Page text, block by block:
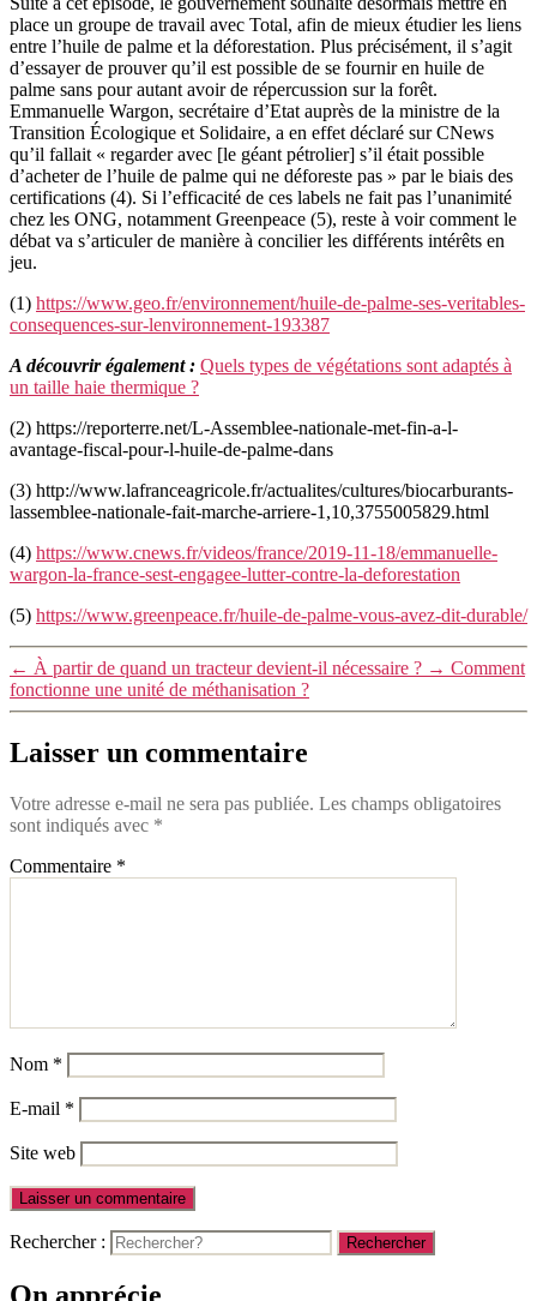
place un groupe de travail avec Total, afin de mieux étudier les liens
entre l’huile de palme et la déforestation. Plus précisément, il s’agit
d’essayer de prouver qu’il est possible de se fournir en huile de
palme sans pour autant avoir de répercussion sur la forêt.
Emmanuelle Wargon, secrétaire d’Etat auprès de la ministre de la
Transition Écologique et Solidaire, a en effet déclaré sur CNews
qu’il fallait « regarder avec [le géant pétrolier] s’il était possible
d’acheter de l’huile de palme qui ne déforeste pas » par le biais des
certifications (4). Si l’efficacité de ces labels ne fait pas l’unanimité
chez les ONG, notamment Greenpeace (5), reste à voir comment le
débat va s’articuler de manière à concilier les différents intérêts en
jeu.
(1) https://www.geo.fr/environnement/huile-de-palme-ses-veritables-
consequences-sur-lenvironnement-193387
A découvrir également : Quels types de végétations sont adaptés à
un taille haie thermique ?
(2) https://reporterre.net/L-Assemblee-nationale-met-fin-a-l-
avantage-fiscal-pour-l-huile-de-palme-dans
(3) http://www.lafranceagricole.fr/actualites/cultures/biocarburants-
lassemblee-nationale-fait-marche-arriere-1,10,3755005829.html
(4) https://www.cnews.fr/videos/france/2019-11-18/emmanuelle-
wargon-la-france-sest-engagee-lutter-contre-la-deforestation
(5) https://www.greenpeace.fr/huile-de-palme-vous-avez-dit-durable/
← À partir de quand un tracteur devient-il nécessaire ? → Comment
fonctionne une unité de méthanisation ?
Laisser un commentaire
Votre adresse e-mail ne sera pas publiée. Les champs obligatoires
sont indiqués avec *
Commentaire *
Nom *
E-mail *
Site web
Rechercher :